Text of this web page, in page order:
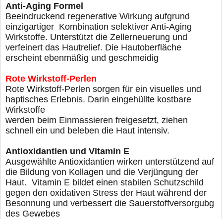
Anti-Aging Formel
Beeindruckend regenerative Wirkung aufgrund
einzigartiger Kombination selektiver Anti-Aging
Wirkstoffe. Unterstützt die Zellerneuerung und
verfeinert das Hautrelief. Die Hautoberfläche
erscheint ebenmäßig und geschmeidig
Rote Wirkstoff-Perlen
Rote Wirkstoff-Perlen sorgen für ein visuelles und
haptisches Erlebnis. Darin eingehüllte kostbare
Wirkstoffe
werden beim Einmassieren freigesetzt, ziehen
schnell ein und beleben die Haut intensiv.
Antioxidantien und Vitamin E
Ausgewählte Antioxidantien wirken unterstützend auf
die Bildung von Kollagen und die Verjüngung der
Haut. Vitamin E bildet einen stabilen Schutzschild
gegen den oxidativen Stress der Haut während der
Besonnung und verbessert die Sauerstoffversorgubg
des Gewebes